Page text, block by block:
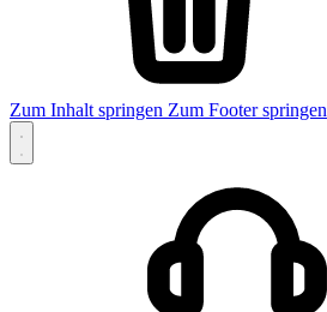
Zum Inhalt springen Zum Footer springen